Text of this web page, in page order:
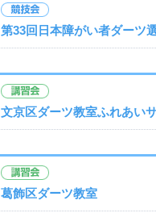
第33回日本障がい者ダーツ
文京区ダーツ教室ふれあい
葛飾区ダーツ教室